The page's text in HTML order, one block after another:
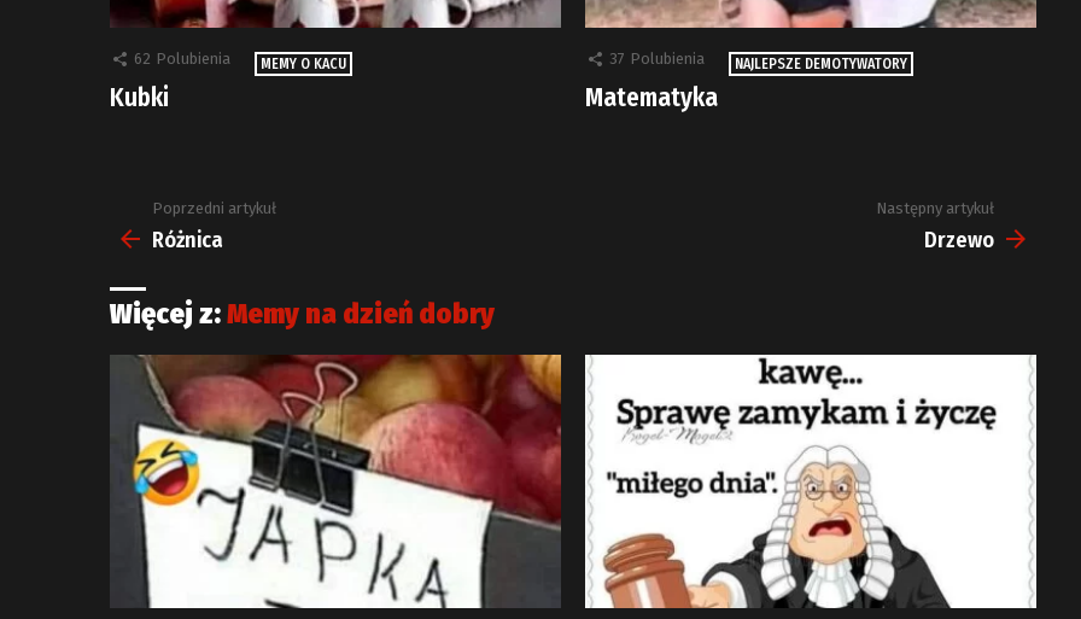
62 Polubienia MEMY O KACU
Kubki
37 Polubienia NAJLEPSZE DEMOTYWATORY
Matematyka
Zobacz
więcej
Poprzedni artykuł
Różnica
Następny artykuł
Drzewo
Więcej z:Memy na dzień dobry